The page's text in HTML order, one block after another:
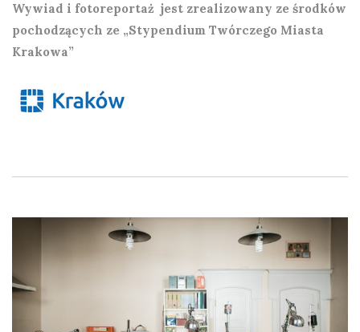
Wywiad i fotoreportaż jest zrealizowany ze środków
pochodzących ze „Stypendium Twórczego Miasta
Krakowa”